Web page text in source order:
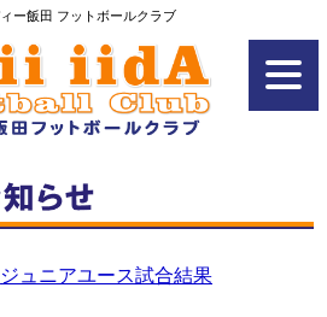
ー飯田 フットボールクラブ
ジュニアユース試合結果